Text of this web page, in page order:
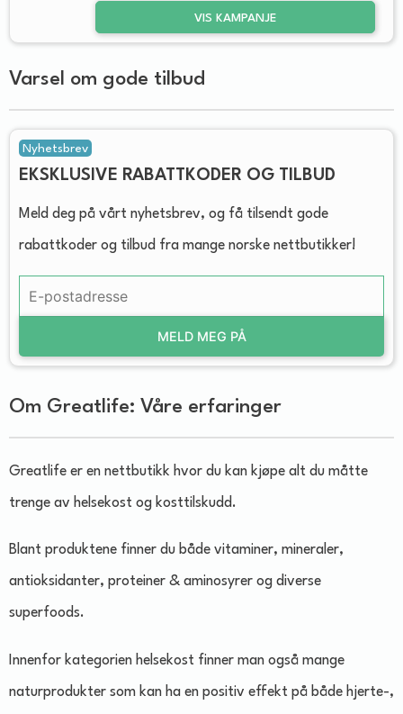
VIS KAMPANJE
Varsel om gode tilbud
Nyhetsbrev
EKSKLUSIVE RABATTKODER OG TILBUD
Meld deg på vårt nyhetsbrev, og få tilsendt gode
rabattkoder og tilbud fra mange norske nettbutikker!
MELD MEG PÅ
Om Greatlife: Våre erfaringer
Greatlife er en nettbutikk hvor du kan kjøpe alt du måtte
trenge av helsekost og kosttilskudd.
Blant produktene finner du både vitaminer, mineraler,
antioksidanter, proteiner & aminosyrer og diverse
superfoods.
Innenfor kategorien helsekost finner man også mange
naturprodukter som kan ha en positiv effekt på både hjerte-,